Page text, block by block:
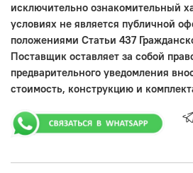
исключительно ознакомительный
условиях не является публичной
положениями Статьи 437
Поставщик оставляет за собой
предварительного уведомления
стоимость, конструкцию и